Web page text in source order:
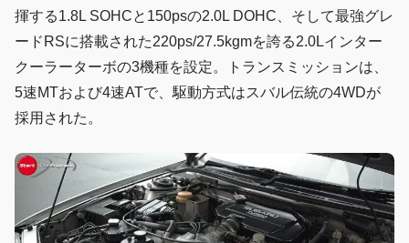
揮する1.8L SOHCと150psの2.0L DOHC、そして最強グレ
ードRSに搭載された220ps/27.5kgmを誇る2.0Lインター
クーラーターボの3機種を設定。トランスミッションは、
5速MTおよび4速ATで、駆動方式はスバル伝統の4WDが
採用された。